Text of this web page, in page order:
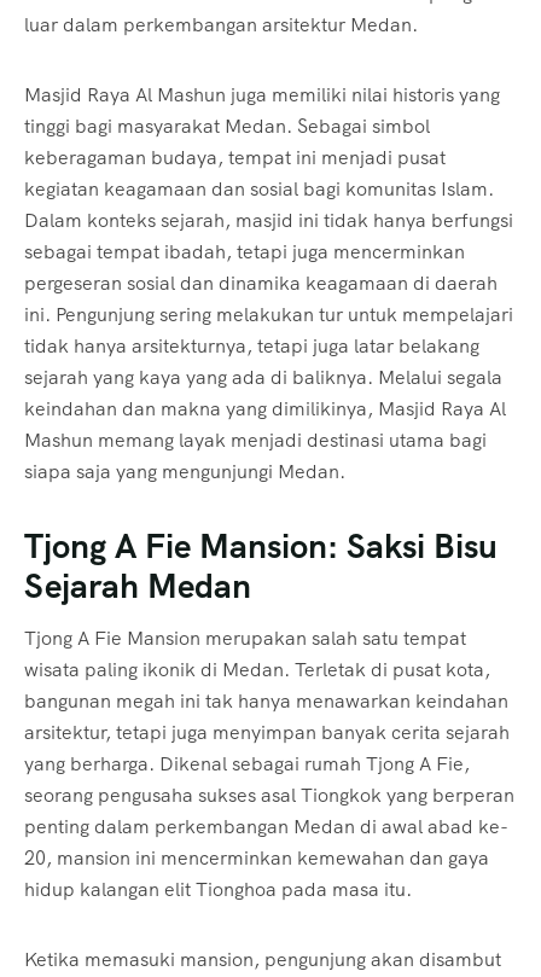
luar dalam perkembangan arsitektur Medan.
Masjid Raya Al Mashun juga memiliki nilai historis yang
tinggi bagi masyarakat Medan. Sebagai simbol
keberagaman budaya, tempat ini menjadi pusat
kegiatan keagamaan dan sosial bagi komunitas Islam.
Dalam konteks sejarah, masjid ini tidak hanya berfungsi
sebagai tempat ibadah, tetapi juga mencerminkan
pergeseran sosial dan dinamika keagamaan di daerah
ini. Pengunjung sering melakukan tur untuk mempelajari
tidak hanya arsitekturnya, tetapi juga latar belakang
sejarah yang kaya yang ada di baliknya. Melalui segala
keindahan dan makna yang dimilikinya, Masjid Raya Al
Mashun memang layak menjadi destinasi utama bagi
siapa saja yang mengunjungi Medan.
Tjong A Fie Mansion: Saksi Bisu
Sejarah Medan
Tjong A Fie Mansion merupakan salah satu tempat
wisata paling ikonik di Medan. Terletak di pusat kota,
bangunan megah ini tak hanya menawarkan keindahan
arsitektur, tetapi juga menyimpan banyak cerita sejarah
yang berharga. Dikenal sebagai rumah Tjong A Fie,
seorang pengusaha sukses asal Tiongkok yang berperan
penting dalam perkembangan Medan di awal abad ke-
20, mansion ini mencerminkan kemewahan dan gaya
hidup kalangan elit Tionghoa pada masa itu.
Ketika memasuki mansion, pengunjung akan disambut